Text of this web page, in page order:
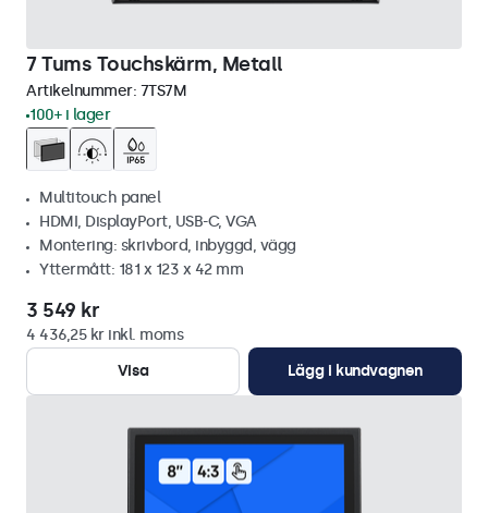
7 Tums Touchskärm, Metall
Artikelnummer: 7TS7M
100+ i lager
Multitouch panel
HDMI, DisplayPort, USB-C, VGA
Montering: skrivbord, inbyggd, vägg
Yttermått: 181 x 123 x 42 mm
3 549 kr
4 436,25 kr inkl. moms
Visa
Lägg i kundvagnen